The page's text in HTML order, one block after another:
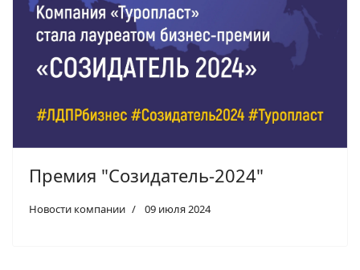
Премия "Созидатель-2024"
Новости компании 09 июля 2024